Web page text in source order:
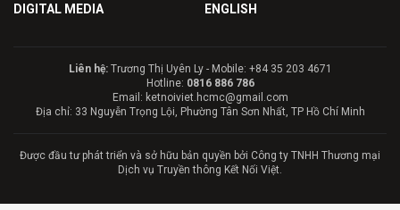
DIGITAL MEDIA ENGLISH
Liên hệ:Trương Thị Uyên Ly - Mobile: +84 35 203 4671
Hotline: 0816 886 786
Email: ketnoiviet.hcmc@gmail.com
Địa chỉ: 33 Nguyễn Trọng Lội, Phường Tân Sơn Nhất, TP Hồ Chí Minh
Được đầu tư phát triển và sở hữu bản quyền bởi Công ty TNHH Thương mại
Dịch vụ Truyền thông Kết Nối Việt.